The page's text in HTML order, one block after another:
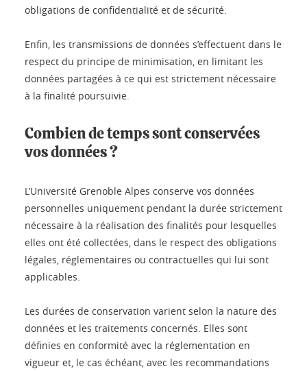
obligations de confidentialité et de sécurité.
Enfin, les transmissions de données s’effectuent dans le
respect du principe de minimisation, en limitant les
données partagées à ce qui est strictement nécessaire
à la finalité poursuivie.
Combien de temps sont conservées
vos données ?
L’Université Grenoble Alpes conserve vos données
personnelles uniquement pendant la durée strictement
nécessaire à la réalisation des finalités pour lesquelles
elles ont été collectées, dans le respect des obligations
légales, réglementaires ou contractuelles qui lui sont
applicables.
Les durées de conservation varient selon la nature des
données et les traitements concernés. Elles sont
définies en conformité avec la réglementation en
vigueur et, le cas échéant, avec les recommandations